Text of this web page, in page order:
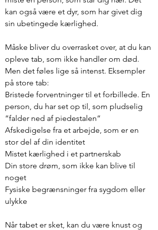
kan også være et dyr, som har givet dig
sin ubetingede kærlighed.
Måske bliver du overrasket over, at du kan
opleve tab, som ikke handler om død.
Men det føles lige så intenst. Eksempler
på store tab:
Bristede forventninger til et forbillede. En
person, du har set op til, som pludselig
”falder ned af piedestalen”
Afskedigelse fra et arbejde, som er en
stor del af din identitet
Mistet kærlighed i et partnerskab
Din store drøm, som ikke kan blive til
noget
Fysiske begrænsninger fra sygdom eller
ulykke
Når tabet er sket, kan du være knust og